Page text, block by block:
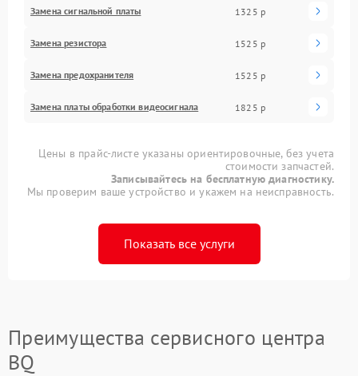
Замена сигнальной платы 1325 р
Замена резистора 1525 р
Замена предохранителя 1525 р
Замена платы обработки видеосигнала 1825 р
Цены в прайс-листе указаны ориентировочные, без учета
стоимости запчастей.
Записывайтесь на бесплатную диагностику.
Мы проверим ваше устройство и укажем на неисправность.
Показать все услуги
Преимущества сервисного центра
BQ